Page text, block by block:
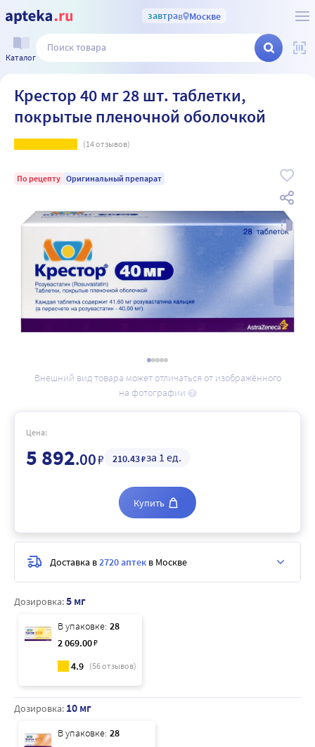
завтрав Москве
Каталог
Крестор 40 мг 28 шт. таблетки,
покрытые пленочной оболочкой
(14отзывов)
По рецепту Оригинальный препарат
Внешний вид товара может отличаться от изображённого
на фотографии
Дозировка:5 мг
В упаковке: 28
2 069.00₽
4.9 (56отзывов)
Дозировка: 10 мг
В упаковке: 28
Цена:
5 892.00₽ 210.43₽за 1 ед.
Купить
Доставка в2720 аптек в Москве